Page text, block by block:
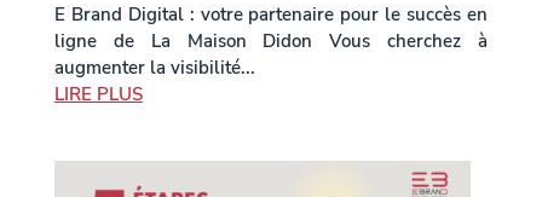
E Brand Digital : votre partenaire pour le succès en
ligne de La Maison Didon Vous cherchez à
augmenter la visibilité...
LIRE PLUS